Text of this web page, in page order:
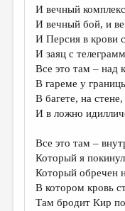
СТРАНИЦЫ ПАМЯТИ
ОБЪЯВЛЕНИЯ
КОЛОНКА РЕДАКТОРА
РЕДКОЛЛЕГИЯ
МАЛАЯ ПРОЗА
ЭССЕИСТИКА
И вечный
И вечный бой, и
И Персия в крови
И заяц с
Все это там – над
В гареме у
В багете, на
И в ложно
Все это там –
Который я
Который обречен
В котором кровь
Там бродит Кир